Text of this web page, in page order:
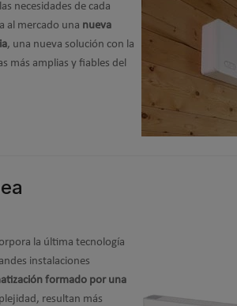
necesidades de cada
al mercado una nueva
, una nueva solución con la
más amplias y fiables del
la última tecnología
instalaciones
formado por una
resultan más